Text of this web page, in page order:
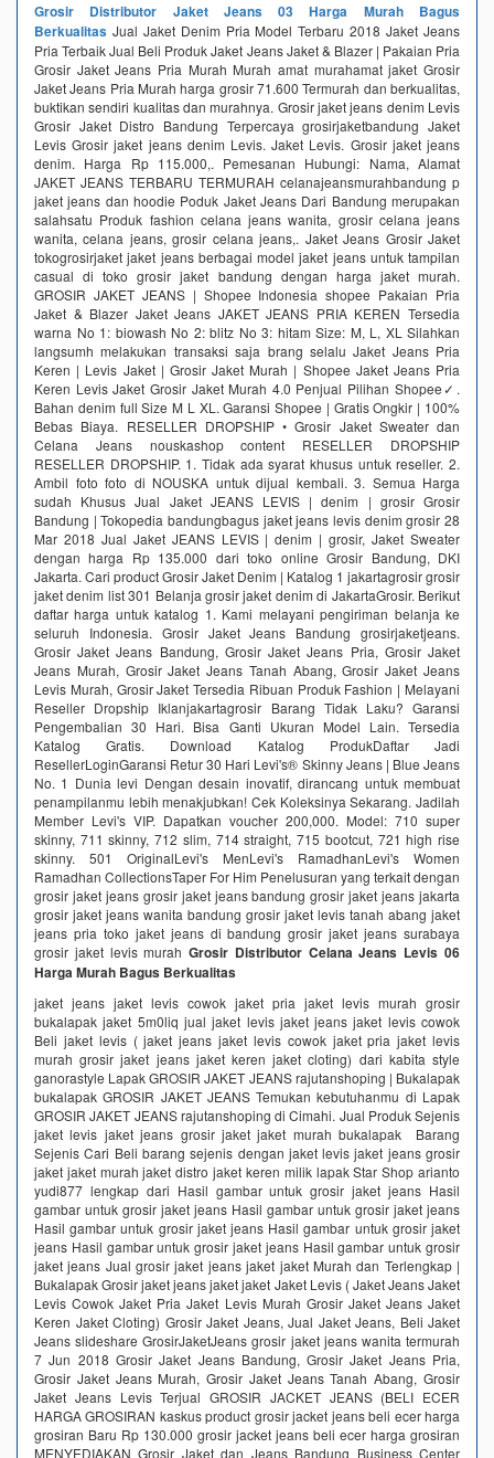
Grosir Distributor Jaket Jeans 03 Harga Murah Bagus
Berkualitas Jual Jaket Denim Pria Model Terbaru 2018 Jaket Jeans
Pria Terbaik Jual Beli Produk Jaket Jeans Jaket & Blazer | Pakaian Pria
Grosir Jaket Jeans Pria Murah Murah amat murahamat jaket Grosir
Jaket Jeans Pria Murah harga grosir 71.600 Termurah dan berkualitas,
buktikan sendiri kualitas dan murahnya. Grosir jaket jeans denim Levis
Grosir Jaket Distro Bandung Terpercaya grosirjaketbandung Jaket
Levis Grosir jaket jeans denim Levis. Jaket Levis. Grosir jaket jeans
denim. Harga Rp 115.000,. Pemesanan Hubungi: Nama, Alamat
JAKET JEANS TERBARU TERMURAH celanajeansmurahbandung p
jaket jeans dan hoodie Poduk Jaket Jeans Dari Bandung merupakan
salahsatu Produk fashion celana jeans wanita, grosir celana jeans
wanita, celana jeans, grosir celana jeans,. Jaket Jeans Grosir Jaket
tokogrosirjaket jaket jeans berbagai model jaket jeans untuk tampilan
casual di toko grosir jaket bandung dengan harga jaket murah.
GROSIR JAKET JEANS | Shopee Indonesia shopee Pakaian Pria
Jaket & Blazer Jaket Jeans JAKET JEANS PRIA KEREN Tersedia
warna No 1: biowash No 2: blitz No 3: hitam Size: M, L, XL Silahkan
langsumh melakukan transaksi saja brang selalu Jaket Jeans Pria
Keren | Levis Jaket | Grosir Jaket Murah | Shopee Jaket Jeans Pria
Keren Levis Jaket Grosir Jaket Murah 4.0 Penjual Pilihan Shopee✓.
Bahan denim full Size M L XL. Garansi Shopee | Gratis Ongkir | 100%
Bebas Biaya. RESELLER DROPSHIP • Grosir Jaket Sweater dan
Celana Jeans nouskashop content RESELLER DROPSHIP
RESELLER DROPSHIP. 1. Tidak ada syarat khusus untuk reseller. 2.
Ambil foto foto di NOUSKA untuk dijual kembali. 3. Semua Harga
sudah Khusus Jual Jaket JEANS LEVIS | denim | grosir Grosir
Bandung | Tokopedia bandungbagus jaket jeans levis denim grosir 28
Mar 2018 Jual Jaket JEANS LEVIS | denim | grosir, Jaket Sweater
dengan harga Rp 135.000 dari toko online Grosir Bandung, DKI
Jakarta. Cari product Grosir Jaket Denim | Katalog 1 jakartagrosir grosir
jaket denim list 301 Belanja grosir jaket denim di JakartaGrosir. Berikut
daftar harga untuk katalog 1. Kami melayani pengiriman belanja ke
seluruh Indonesia. Grosir Jaket Jeans Bandung grosirjaketjeans.
Grosir Jaket Jeans Bandung, Grosir Jaket Jeans Pria, Grosir Jaket
Jeans Murah, Grosir Jaket Jeans Tanah Abang, Grosir Jaket Jeans
Levis Murah, Grosir Jaket Tersedia Ribuan Produk Fashion | Melayani
Reseller Dropship‎ Iklanjakartagrosir Barang Tidak Laku? Garansi
Pengembalian 30 Hari. Bisa Ganti Ukuran Model Lain. Tersedia
Katalog Gratis. Download Katalog ProdukDaftar Jadi
ResellerLoginGaransi Retur 30 Hari Levi's® Skinny Jeans | Blue Jeans
No. 1 Dunia‎ levi Dengan desain inovatif, dirancang untuk membuat
penampilanmu lebih menakjubkan! Cek Koleksinya Sekarang. Jadilah
Member Levi's VIP. Dapatkan voucher 200,000. Model: 710 super
skinny, 711 skinny, 712 slim, 714 straight, 715 bootcut, 721 high rise
skinny. 501 OriginalLevi's MenLevi's RamadhanLevi's Women
Ramadhan CollectionsTaper For Him Penelusuran yang terkait dengan
grosir jaket jeans grosir jaket jeans bandung grosir jaket jeans jakarta
grosir jaket jeans wanita bandung grosir jaket levis tanah abang jaket
jeans pria toko jaket jeans di bandung grosir jaket jeans surabaya
grosir jaket levis murahGrosir Distributor Celana Jeans Levis 06
Harga Murah Bagus Berkualitas
jaket jeans jaket levis cowok jaket pria jaket levis murah grosir
bukalapak jaket 5m0liq jual jaket levis jaket jeans jaket levis cowok
Beli jaket levis ( jaket jeans jaket levis cowok jaket pria jaket levis
murah grosir jaket jeans jaket keren jaket cloting) dari kabita style
ganorastyle Lapak GROSIR JAKET JEANS rajutanshoping | Bukalapak
bukalapak GROSIR JAKET JEANS Temukan kebutuhanmu di Lapak
GROSIR JAKET JEANS rajutanshoping di Cimahi. Jual Produk Sejenis
jaket levis jaket jeans grosir jaket jaket murah bukalapak Barang
Sejenis Cari Beli barang sejenis dengan jaket levis jaket jeans grosir
jaket jaket murah jaket distro jaket keren milik lapak Star Shop arianto
yudi877 lengkap dari Hasil gambar untuk grosir jaket jeans Hasil
gambar untuk grosir jaket jeans Hasil gambar untuk grosir jaket jeans
Hasil gambar untuk grosir jaket jeans Hasil gambar untuk grosir jaket
jeans Hasil gambar untuk grosir jaket jeans Hasil gambar untuk grosir
jaket jeans Jual grosir jaket jeans jaket jaket Murah dan Terlengkap |
Bukalapak Grosir jaket jeans jaket jaket Jaket Levis ( Jaket Jeans Jaket
Levis Cowok Jaket Pria Jaket Levis Murah Grosir Jaket Jeans Jaket
Keren Jaket Cloting) Grosir Jaket Jeans, Jual Jaket Jeans, Beli Jaket
Jeans slideshare GrosirJaketJeans grosir jaket jeans wanita termurah
7 Jun 2018 Grosir Jaket Jeans Bandung, Grosir Jaket Jeans Pria,
Grosir Jaket Jeans Murah, Grosir Jaket Jeans Tanah Abang, Grosir
Jaket Jeans Levis Terjual GROSIR JACKET JEANS (BELI ECER
HARGA GROSIRAN kaskus product grosir jacket jeans beli ecer harga
grosiran Baru Rp 130.000 grosir jacket jeans beli ecer harga grosiran
MENYEDIAKAN Grosir Jaket dan Jeans Bandung Business Center